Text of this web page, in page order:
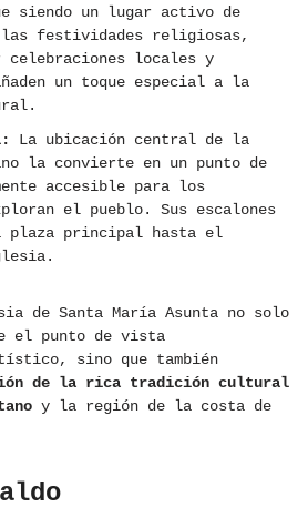
siendo un lugar activo de
festividades religiosas,
celebraciones locales y
un toque especial a la
La ubicación central de la
la convierte en un punto de
accesible para los
el pueblo. Sus escalones
plaza principal hasta el
de Santa María Asunta no solo
el punto de vista
sino que también
de la rica tradición cultural
y la región de la costa de